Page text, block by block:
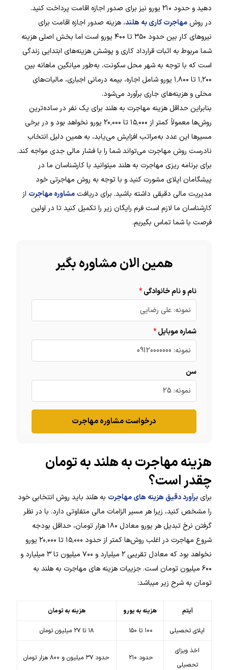
دهید و حدود ۲۱۰ یورو نیز برای صدور اجازه اقامت پرداخت کنید.
در روشمهاجرت کاری به هلند، هزینه صدور اجازه اقامت برای
نیروهای کار بین حدود ۳۵۰ تا ۴۰۰ یورو است اما بخش اصلی هزینه
شما مربوط به اثبات قرارداد کاری و پوشش هزینه‌های ابتدایی زندگی
است که با توجه به شهر محل سکونت، به‌طور میانگین ماهانه بین
۱٬۲۰۰ تا ۱٬۸۰۰ یورو شامل اجاره، بیمه درمانی اجباری، مالیات‌های
محلی و هزینه‌های جاری برآورد می‌شود.
بنابراین حداقل هزینه مهاجرت به هلند برای یک نفر در ساده‌ترین
روش‌ها معمولاً کمتر از ۱۵٬۰۰۰ تا ۲۰٬۰۰۰ یورو نخواهد بود و در برخی
مسیرها این عدد به‌مراتب افزایش می‌یابد، به همین دلیل انتخاب
نادرست روش مهاجرت می‌تواند شما را با فشار مالی جدی مواجه کند.
برای برنامه ریزی مهاجرت به هلند میتوانید با کارشناسان ما در
پیشگامان اپلای مشورت کنید و با توجه به روش مهاجرتی خود
مدیریت مالی دقیقی داشته باشید. برای دریافتمشاوره مهاجرت از
کارشناسان ما لازم است فرم رایگان زیر را تکمیل کنید تا در اولین
فرصت با شما تماس بگیریم.
همین الان مشاوره بگیر
نام و نام خانوادگی
شماره موبایل
سن
درخواست مشاوره مهاجرت
هزینه مهاجرت به هلند به تومان
چقدر است؟
برایبرآورد دقیق هزینه های مهاجرت به هلند باید روش انتخابی خود
را مشخص کنید، زیرا هر مسیر الزامات مالی متفاوتی دارد. با در نظر
گرفتن نرخ تبدیل هر یورو معادل ۱۸۰ هزار تومان، حداقل بودجه
شروع مهاجرت در اغلب روش‌ها کمتر از حدود ۱۵٬۰۰۰ تا ۲۰٬۰۰۰ یورو
نخواهد بود که معادل تقریبی ۲ میلیارد و ۷۰۰ میلیون تا ۳ میلیارد و
۶۰۰ میلیون تومان است. جزییات هزینه های مهاجرت به هلند به
تومان به شرح زیر میباشد:
آیتم هزینه به یورو هزینه به تومان
اپلای تحصیلی ۱۰۰ تا ۱۵۰ ۱۸ تا ۲۷ میلیون تومان
اخذ ویزای
تحصیلی
حدود ۲۱۰ حدود ۳۷ میلیون و ۸۰۰ هزار تومان